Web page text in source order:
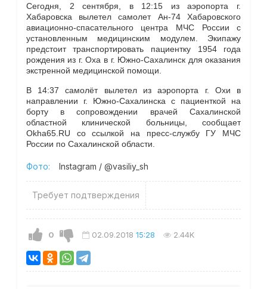
Сегодня, 2 сентября, в 12:15 из аэропорта г.
Хабаровска вылетел самолет Ан-74 Хабаровского
авиационно-спасательного центра МЧС России с
установленным медицинским модулем. Экипажу
предстоит транспортировать пациентку 1954 года
рождения из г. Оха в г. Южно-Сахалинск для оказания
экстренной медицинской помощи.
В 14:37 самолёт вылетел из аэропорта г. Охи в
направлении г. Южно-Сахалинска с пациенткой на
борту в сопровождении врачей Сахалинской
областной клинической больницы, сообщает
Okha65.RU со ссылкой на пресс-службу ГУ МЧС
России по Сахалинской области.
Фото: Instagram / @vasiliy_sh
Требует подтверждения
0 02.09.2018 15:28 2.44K